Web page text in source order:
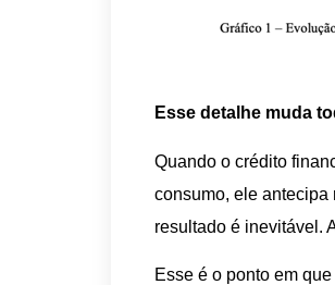
Esse detalhe muda
Quando o crédito
consumo, ele antecipa
resultado é inevitável.
Esse é o ponto em